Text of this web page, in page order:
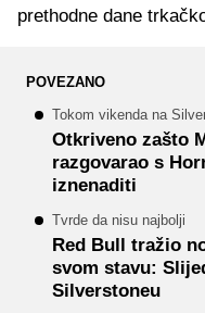
prethodne dane
POVEZANO
Tokom vikenda na
Otkriveno zašto
razgovarao s
iznenaditi
Tvrde da nisu najbolji
Red Bull tražio
svom stavu:
Silverstoneu